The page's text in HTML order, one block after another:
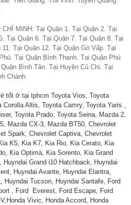
CHÍ MINH: Tại Quận 1. Tại Quận 2. Tại
Tại Quận 6. Tại Quận 7. Tại Quận 8. Tại
Tại Quận 12. Tại Quận Gò Vấp. Tại
Tại Quận Bình Thạnh. Tại Quận Phú
Bình Tân. Tại Huyện Củ Chi. Tại
Chánh
tốt ở tại tphcm Toyota Vios, Toyota
Corolla Altis, Toyota Camry, Toyota Yaris ,
Toyota Prado, Toyota Seina, Mazda 2,
Mazda CX-3, Mazda BT50, Chevrolet
Spark, Chevrolet Captiva, Chevrolet
K5, Kia K7, Kia Rio, Kia Cerato, Kia
Kia Optima, Kia Sorento, Kia Grand
Grand i10 Hatchback, Huyndai
Huyndai Avante, Huyndai Elantra,
Huyndai Tucson, Huyndai Santafe, Ford
, Ford Everest, Ford Escape, Ford
Vivic, Honda Accord, Honda